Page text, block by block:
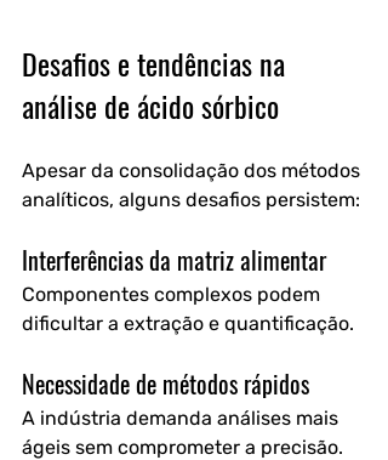
Desafios e tendências na
análise de ácido sórbico
Apesar da consolidação dos métodos
analíticos, alguns desafios persistem:
Interferências da matriz alimentar
Componentes complexos podem
dificultar a extração e quantificação.
Necessidade de métodos rápidos
A indústria demanda análises mais
ágeis sem comprometer a precisão.